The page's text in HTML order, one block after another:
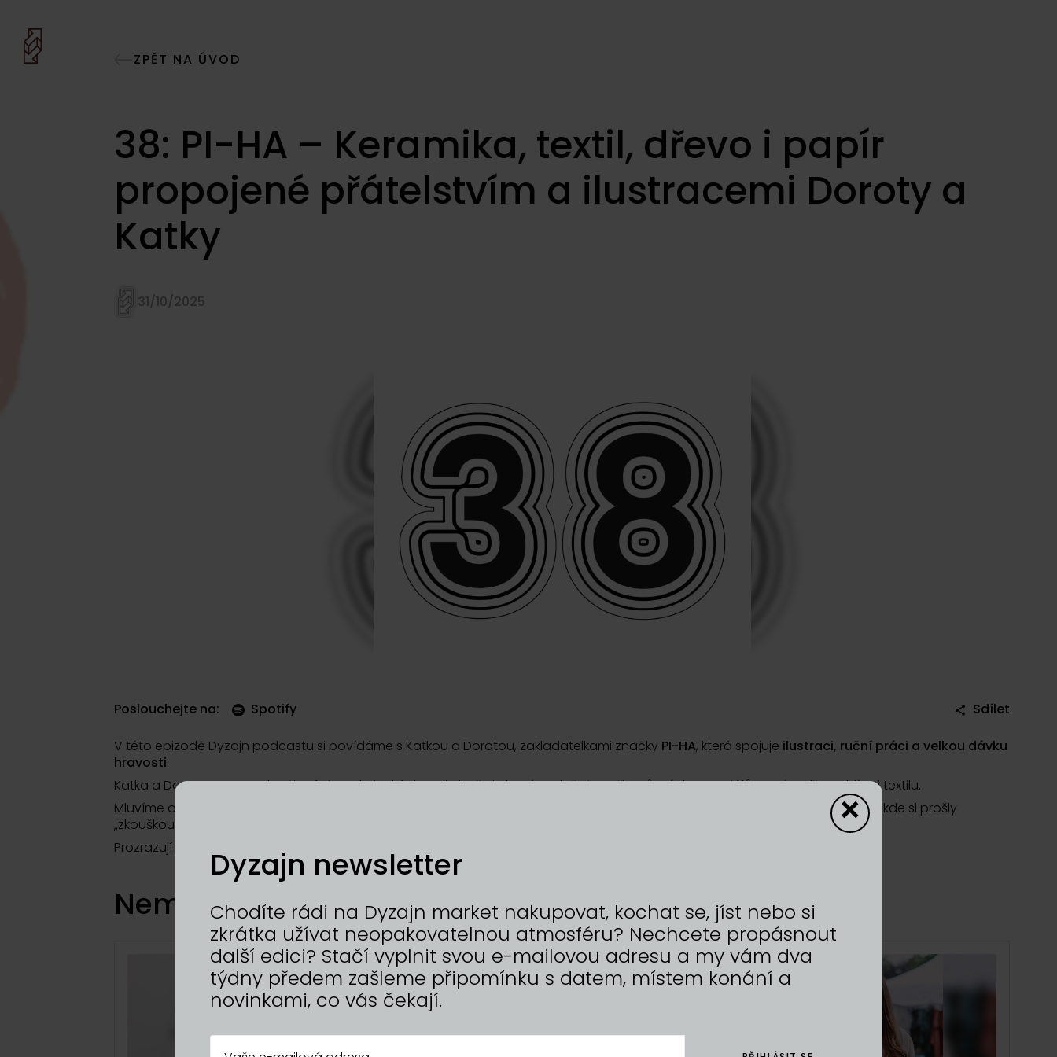
ZPĚT NA ÚVOD
38: PI-HA – Keramika, textil, dřevo i papír
propojené přátelstvím a ilustracemi Doroty a
Katky
31/10/2025
Poslouchejte na: Spotify Sdílet
V této epizodě Dyzajn podcastu si povídáme s Katkou a Dorotou, zakladatelkami značky PI-HA, která spojuje ilustraci, ruční práci a velkou dávku
hravosti.
Katka a Dorota se poznaly při práci v Pokojovkách a zjistily, že je baví společně tvořit z různých materiálů: papíru, dřeva, hlíny i textilu.
Mluvíme o tom, jak se jejich přátelství proměnilo i v pracovní partnerství, co jim přináší ruční výroba i účast na Dyzajn marketu, kde si prošly
„zkouškou ohněm“.
Prozrazují také, jaké novinky chystají a jak se jejich obrazy brzy stanou součástí
Nemáte dost? To je dobře!
Dyzajn newsletter
Chodíte rádi na Dyzajn market nakupovat, kochat se, jíst nebo si
zkrátka užívat neopakovatelnou atmosféru? Nechcete propásnout
další edici? Stačí vyplnit svou e-mailovou adresu a my vám dva
týdny předem zašleme připomínku s datem, místem konání a
novinkami, co vás čekají.
×